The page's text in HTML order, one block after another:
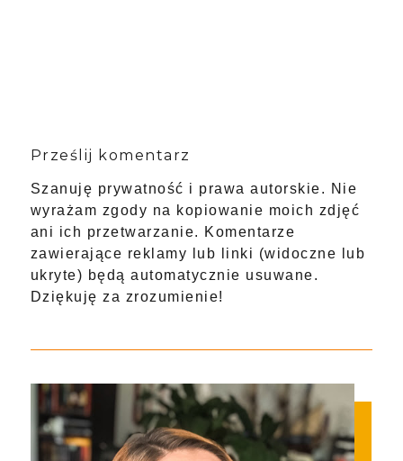
Prześlij komentarz
Szanuję prywatność i prawa autorskie. Nie
wyrażam zgody na kopiowanie moich zdjęć
ani ich przetwarzanie. Komentarze
zawierające reklamy lub linki (widoczne lub
ukryte) będą automatycznie usuwane.
Dziękuję za zrozumienie!